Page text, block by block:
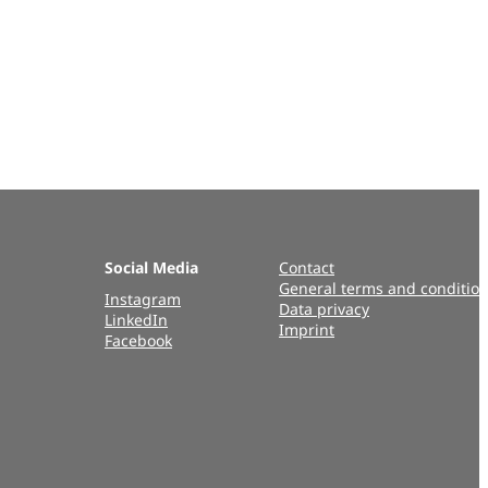
Social Media
Instagram
LinkedIn
Facebook
Contact
General terms and
Data privacy
Imprint